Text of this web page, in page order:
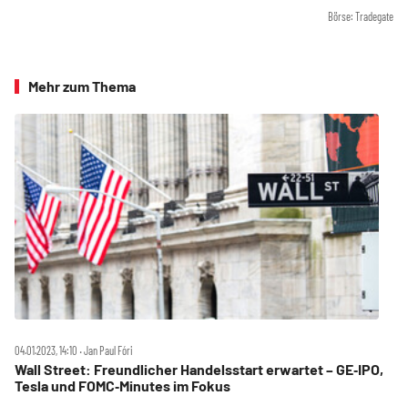
Börse: Tradegate
Mehr zum Thema
04.01.2023, 14:10 ‧ Jan Paul Fóri
Wall Street: Freundlicher Handelsstart erwartet – GE‑IPO,
Tesla und FOMC‑Minutes im Fokus